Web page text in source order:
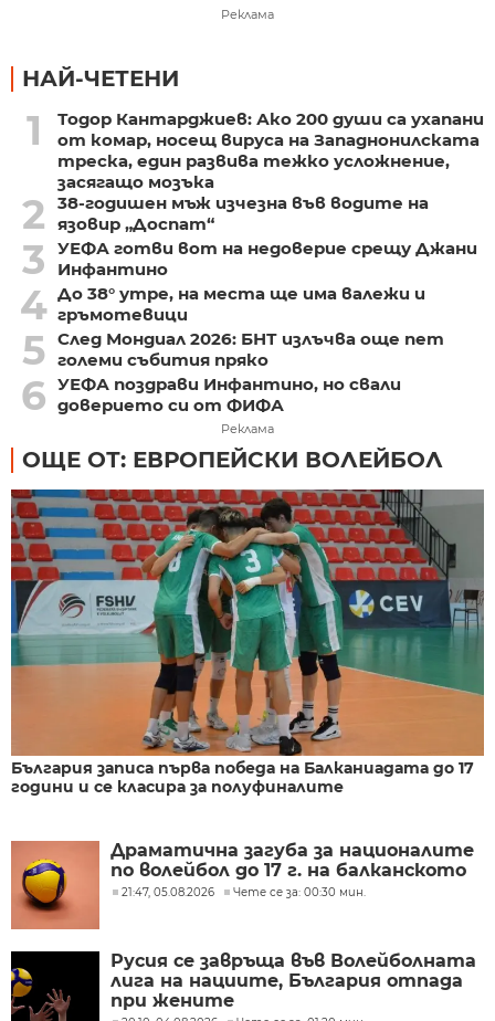
Реклама
НАЙ-ЧЕТЕНИ
1
Тодор Кантарджиев: Ако 200 души са ухапани
от комар, носещ вируса на Западнонилската
треска, един развива тежко усложнение,
засягащо мозъка
2
38-годишен мъж изчезна във водите на
язовир „Доспат“
3
УЕФА готви вот на недоверие срещу Джани
Инфантино
4 До 38° утре, на места ще има валежи и
гръмотевици
5 След Мондиал 2026: БНТ излъчва още пет
големи събития пряко
6 УЕФА поздрави Инфантино, но свали
доверието си от ФИФА
Реклама
ОЩЕ ОТ: ЕВРОПЕЙСКИ ВОЛЕЙБОЛ
България записа първа победа на Балканиадата до 17
години и се класира за полуфиналите
Драматична загуба за националите
по волейбол до 17 г. на балканското
21:47, 05.08.2026 Чете се за: 00:30 мин.
Русия се завръща във Волейболната
лига на нациите, България отпада
при жените